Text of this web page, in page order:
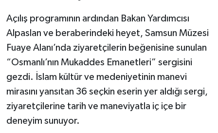
Açılış programının ardından Bakan Yardımcısı
Alpaslan ve beraberindeki heyet, Samsun Müzesi
Fuaye Alanı’nda ziyaretçilerin beğenisine sunulan
“Osmanlı’nın Mukaddes Emanetleri” sergisini
gezdi. İslam kültür ve medeniyetinin manevi
mirasını yansıtan 36 seçkin eserin yer aldığı sergi,
ziyaretçilerine tarih ve maneviyatla iç içe bir
deneyim sunuyor.